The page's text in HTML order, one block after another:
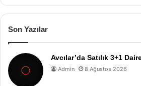
Son Yazılar
Avcılar’da Satılık 3+1
Admin 8 Ağustos 2026